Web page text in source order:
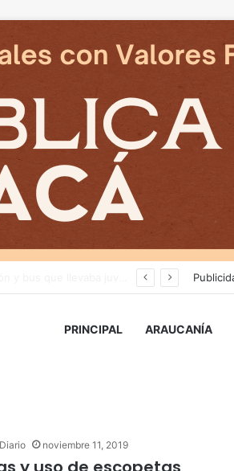
PRINCIPAL ARAUCANÍA
noviembre 11, 2019